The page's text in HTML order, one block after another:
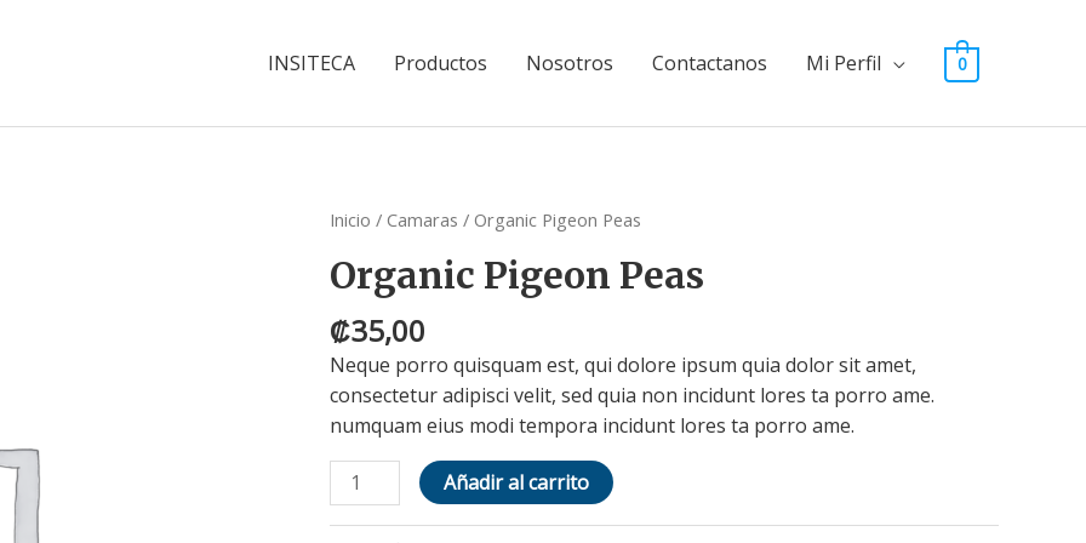
INSITECA Productos Nosotros Contactanos Mi Perfil 0
Inicio / Camaras / Organic Pigeon Peas
Organic Pigeon Peas
₡35,00
Neque porro quisquam est, qui dolore ipsum quia dolor sit amet,
consectetur adipisci velit, sed quia non incidunt lores ta porro ame.
numquam eius modi tempora incidunt lores ta porro ame.
Organic
Peas
Añadir al carrito